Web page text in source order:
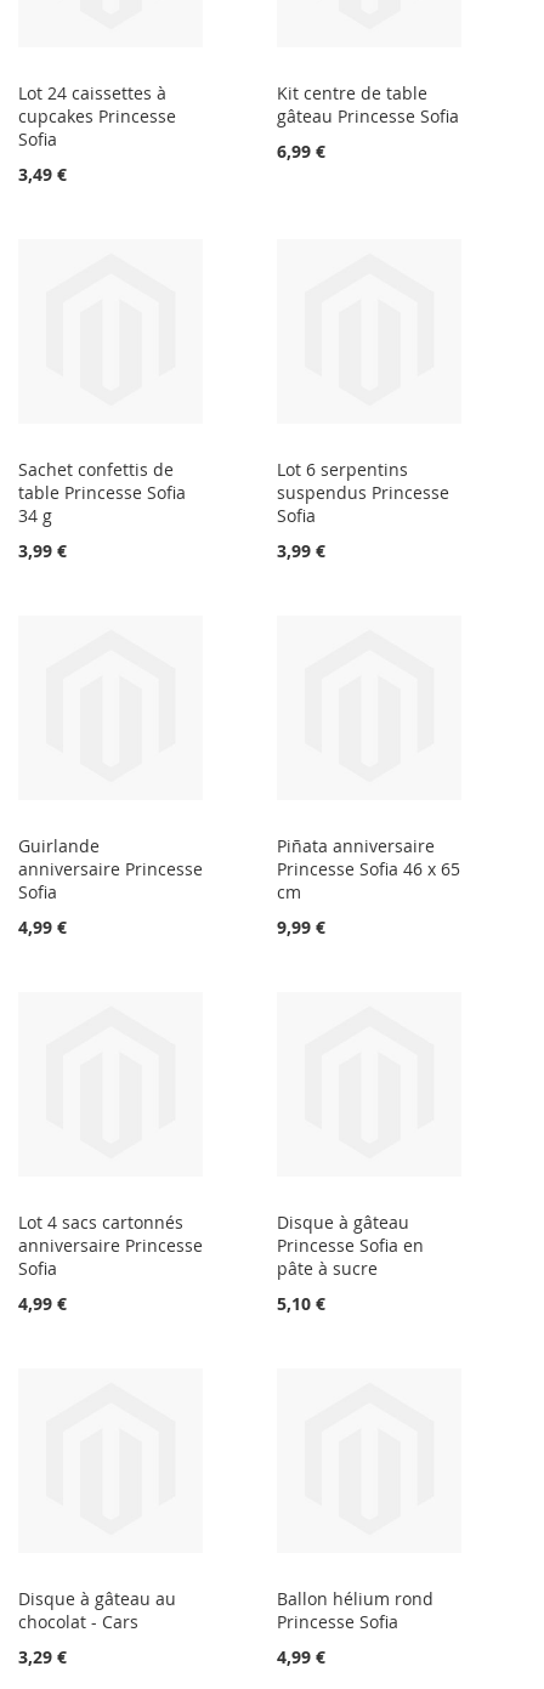
Lot 24 caissettes à
cupcakes Princesse
Sofia
3,49 €
Kit centre de table
gâteau Princesse Sofia
6,99 €
Sachet confettis de
table Princesse Sofia
34 g
3,99 €
Lot 6 serpentins
suspendus Princesse
Sofia
3,99 €
Guirlande
anniversaire Princesse
Sofia
4,99 €
Piñata anniversaire
Princesse Sofia 46 x 65
cm
9,99 €
Lot 4 sacs cartonnés
anniversaire Princesse
Sofia
4,99 €
Disque à gâteau
Princesse Sofia en
pâte à sucre
5,10 €
Disque à gâteau au
chocolat - Cars
3,29 €
Ballon hélium rond
Princesse Sofia
4,99 €